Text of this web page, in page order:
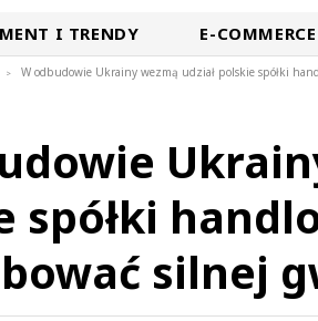
I TRENDY E-COMMERCE
> W odbudowie Ukrainy wezmą udział polskie spółki
spółki
silnej